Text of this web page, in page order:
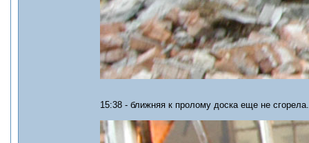
15:38 - ближняя к пролому доска еще не сгорела.